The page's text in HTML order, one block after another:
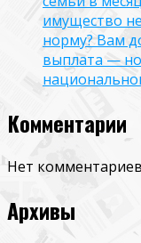
имущество
норму? Вам
выплата —
Комментарии
Нет
Архивы